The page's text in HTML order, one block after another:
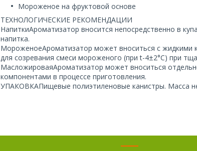
Мороженое на фруктовой основе
ТЕХНОЛОГИЧЕСКИЕ РЕКОМЕНДАЦИИ
НапиткиАроматизатор вносится непосредственно в
напитка.
МороженоеАроматизатор может вноситься с жидкими
для созревания смеси мороженого (при t-4±2°C) при
МасложироваяАроматизатор может вноситься
компонентами в процессе приготовления.
УПАКОВКАПищевые полиэтиленовые канистры. Масса